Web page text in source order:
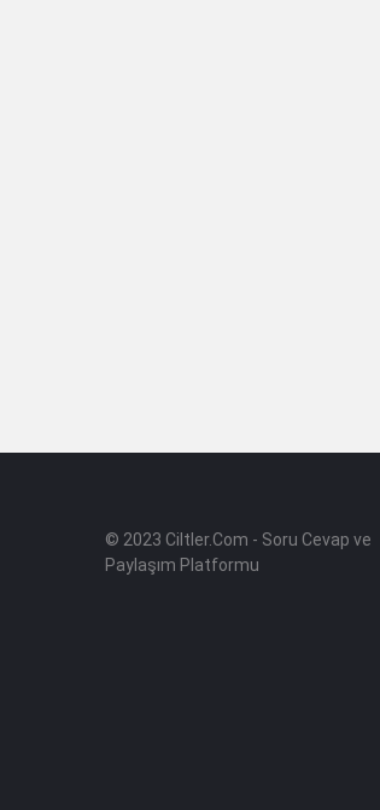
Footer
Hakkında
© 2023 Ciltler.Com - Soru Cevap ve
Paylaşım Platformu